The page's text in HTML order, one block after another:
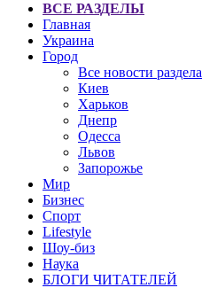
ВСЕ РАЗДЕЛЫ
Главная
Украина
Город
Все новости раздела
Киев
Харьков
Днепр
Одесса
Львов
Запорожье
Мир
Бизнес
Спорт
Lifestyle
Шоу-биз
Наука
БЛОГИ ЧИТАТЕЛЕЙ